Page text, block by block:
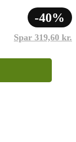
-40%
Spar 319,60 kr.